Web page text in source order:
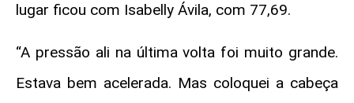
lugar ficou com Isabelly Ávila, com 77,69.
“A pressão ali na última volta foi muito grande.
Estava bem acelerada. Mas coloquei a cabeça